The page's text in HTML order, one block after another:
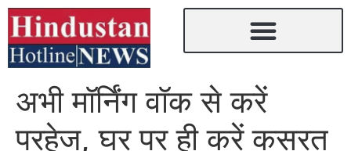
अभी मॉर्निंग वॉक से करें
परहेज, घर पर ही करें कसरत